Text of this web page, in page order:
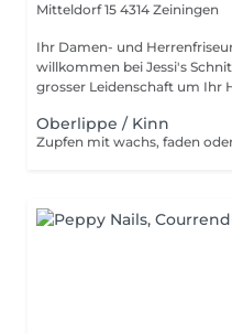
Mitteldorf 15 4314 Zeiningen
Ihr Damen- und
willkommen bei Jessi's
grosser Leidenschaft um Ihr
Oberlippe / Kinn
Zupfen mit wachs, faden